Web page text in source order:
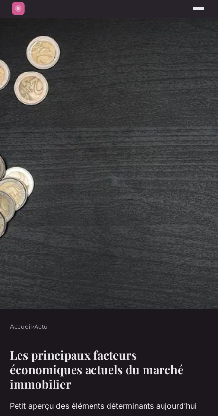
Quels facteurs économiques
affectent le marché
immobilier aujourd'hui ?
Léa•4 juillet 2025• 6 min de lecture
Accueil›Actu
Les principaux facteurs
économiques actuels du marché
immobilier
Petit aperçu des éléments déterminants aujourd’hui